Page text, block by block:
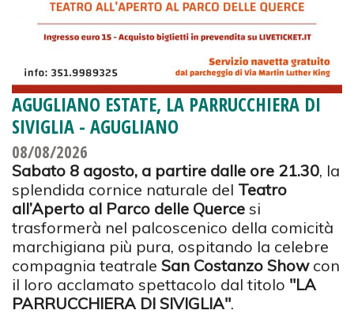
AGUGLIANO ESTATE, LA PARRUCCHIERA DI
SIVIGLIA - AGUGLIANO
08/08/2026
Sabato 8 agosto, a partire dalle ore 21.30, la
splendida cornice naturale del Teatro
all’Aperto al Parco delle Querce si
trasformerà nel palcoscenico della comicità
marchigiana più pura, ospitando la celebre
compagnia teatrale San Costanzo Showcon
il loro acclamato spettacolo dal titolo "LA
PARRUCCHIERA DI SIVIGLIA".